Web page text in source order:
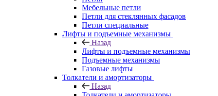
Мебельные петли
Петли для стеклянных фасадов
Петли специальные
Лифты и подъемные механизмы
Назад
Лифты и подъемные механизмы
Подъемные механизмы
Газовые лифты
Толкатели и амортизаторы
Назад